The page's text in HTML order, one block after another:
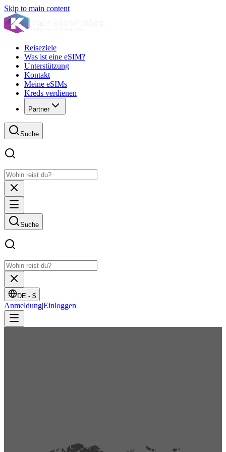
Skip to main content
Reiseziele
Was ist eine eSIM?
Unterstützung
Kontakt
Meine eSIMs
Kreds verdienen
Partner
Suche
Suche
DE - $
Anmeldung|Einloggen